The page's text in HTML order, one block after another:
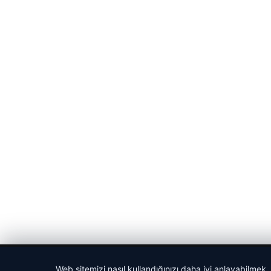
Web sitemizi nasıl kullandığınızı daha iyi